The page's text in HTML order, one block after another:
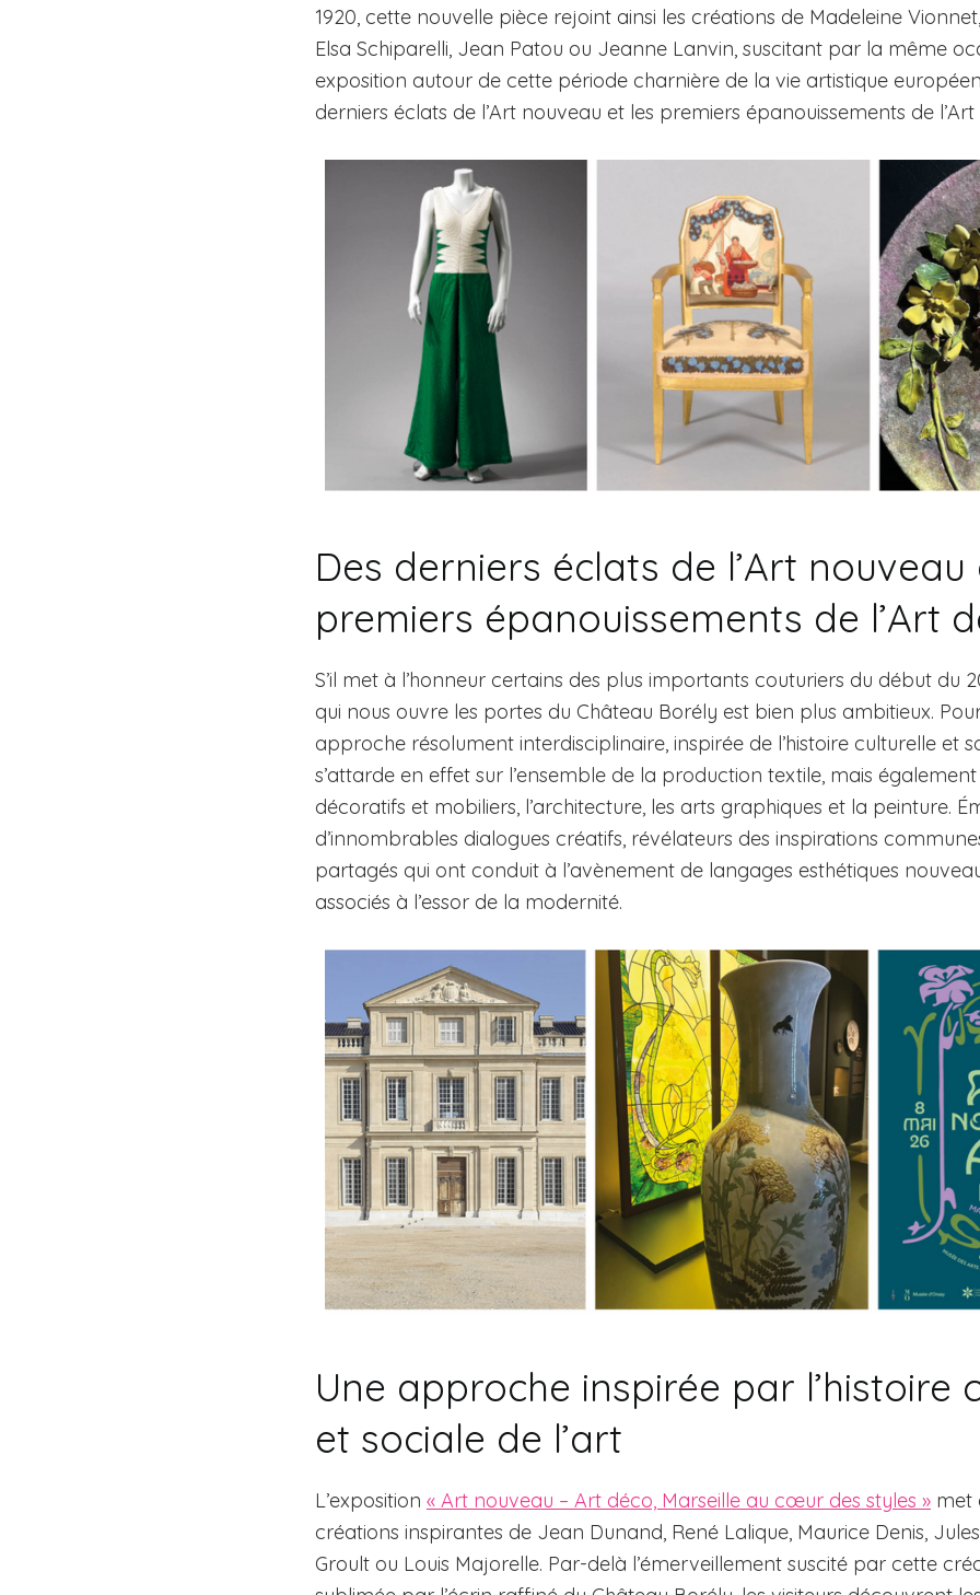
1920, cette nouvelle pièce rejoint ainsi les créations de Madeleine
Elsa Schiparelli, Jean Patou ou Jeanne Lanvin, suscitant par la même
exposition autour de cette période charnière de la vie artistique
derniers éclats de l’Art nouveau et les premiers épanouissements de
Des derniers éclats de l’Art nouveau
premiers épanouissements de l’Art
S’il met à l’honneur certains des plus importants couturiers du début du
qui nous ouvre les portes du Château Borély est bien plus ambitieux.
approche résolument interdisciplinaire, inspirée de l’histoire culturelle et
s’attarde en effet sur l’ensemble de la production textile, mais
décoratifs et mobiliers, l’architecture, les arts graphiques et la peinture.
d’innombrables dialogues créatifs, révélateurs des inspirations
partagés qui ont conduit à l’avènement de langages esthétiques
associés à l’essor de la modernité.
Une approche inspirée par l’histoire
et sociale de l’art
L’exposition « Art nouveau – Art déco, Marseille au cœur des styles » met
créations inspirantes de Jean Dunand, René Lalique, Maurice Denis,
Groult ou Louis Majorelle. Par-delà l’émerveillement suscité par cette